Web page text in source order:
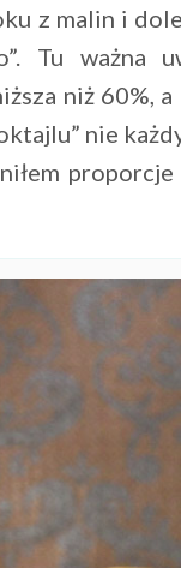
z malin i
Tu ważna
niż 60%,
nie